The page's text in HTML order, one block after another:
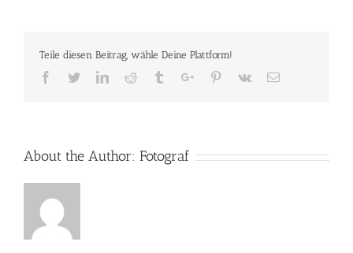
Teile diesen Beitrag, wähle Deine Plattform!
Facebook
TwitterLinkedinReddit TumblrGoogle+Pinterest
Vk Email
About the Author: Fotograf